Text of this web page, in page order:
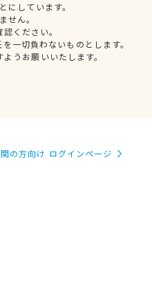
しています。
せん。
ください。
一切負わないものとします。
うお願いいたします。
の方向け ログインページ